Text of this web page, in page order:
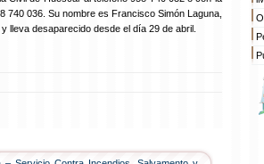
740 036. Su nombre es Francisco Simón Laguna,
lleva desaparecido desde el día 29 de abril.